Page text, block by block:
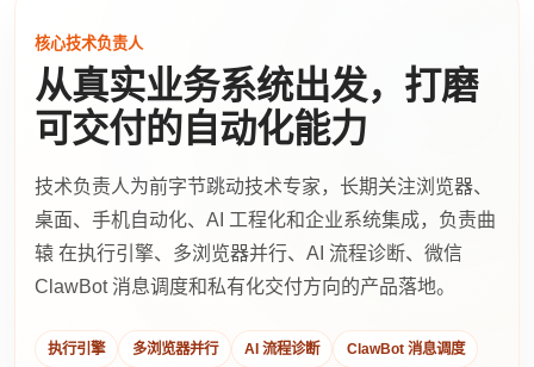
核心技术负责人
从真实业务系统出发，打磨
可交付的自动化能力
技术负责人为前字节跳动技术专家，长期关注浏览器、
桌面、手机自动化、AI 工程化和企业系统集成，负责曲
辕 在执行引擎、多浏览器并行、AI 流程诊断、微信
ClawBot 消息调度和私有化交付方向的产品落地。
执行引擎 多浏览器并行 AI 流程诊断 ClawBot 消息调度